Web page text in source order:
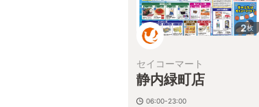
2枚
セイコーマート
静内緑町店
06:00-23:00